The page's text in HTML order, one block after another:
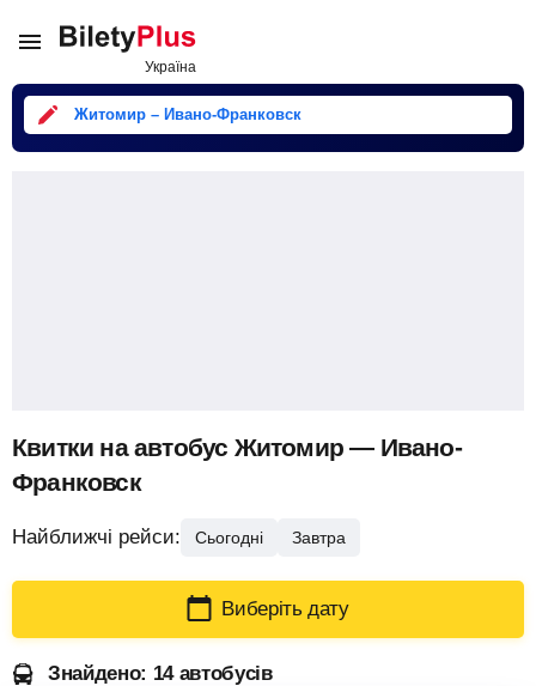
Житомир – Ивано-Франковск
Квитки на автобус Житомир — Ивано-
Франковск
Найближчі рейси: Сьогодні Завтра
Виберіть дату
Знайдено: 14 автобусів